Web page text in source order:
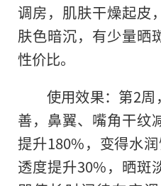
调房，肌肤干燥起皮
肤色暗沉，有少量晒
性价比。
使用效果：第2
善，鼻翼、嘴角干纹
提升180%，变得水
透度提升30%，晒斑